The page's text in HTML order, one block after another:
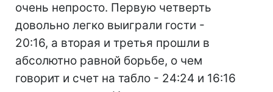
очень непросто. Первую четверть
довольно легко выиграли гости -
20:16, а вторая и третья прошли в
абсолютно равной борьбе, о чем
говорит и счет на табло - 24:24 и 16:16